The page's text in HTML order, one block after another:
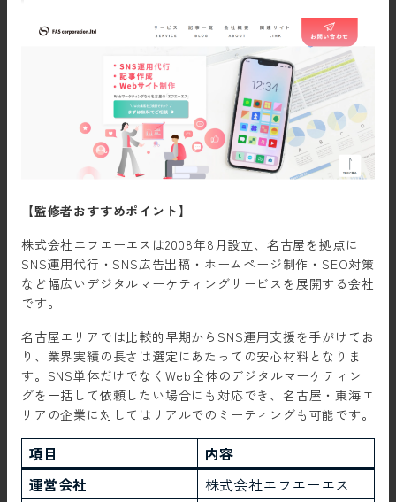
【監修者おすすめポイント】
株式会社エフエーエスは2008年8月設立、名古屋を拠点に
SNS運用代行・SNS広告出稿・ホームページ制作・SEO対策
など幅広いデジタルマーケティングサービスを展開する会社
です。
名古屋エリアでは比較的早期からSNS運用支援を手がけてお
り、業界実績の長さは選定にあたっての安心材料となりま
す。SNS単体だけでなくWeb全体のデジタルマーケティン
グを一括して依頼したい場合にも対応でき、名古屋・東海エ
リアの企業に対してはリアルでのミーティングも可能です。
項目
内容
運営会社
株式会社エフエーエス